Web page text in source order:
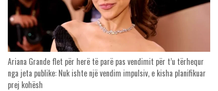
Ariana Grande flet për herë të parë pas vendimit për t’u tërhequr
nga jeta publike: Nuk ishte një vendim impulsiv, e kisha planifikuar
prej kohësh